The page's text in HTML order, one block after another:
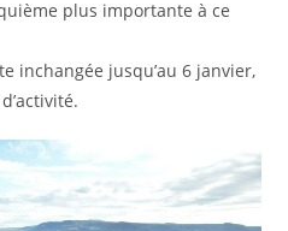
plus importante à ce
inchangée jusqu’au 6 janvier,